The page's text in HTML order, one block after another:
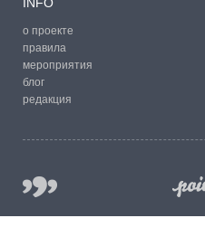
о проекте
правила
мероприятия
блог
редакция